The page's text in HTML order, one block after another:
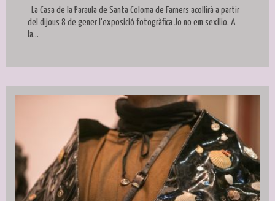
La Casa de la Paraula de Santa Coloma de Farners acollirà a partir
del dijous 8 de gener l'exposició fotogràfica Jo no em sexilio. A
la...